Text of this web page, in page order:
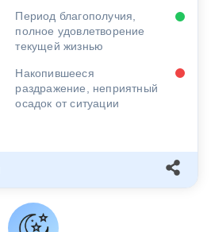
Период благополучия,
полное удовлетворение
текущей жизнью
Накопившееся
раздражение, неприятный
осадок от ситуации